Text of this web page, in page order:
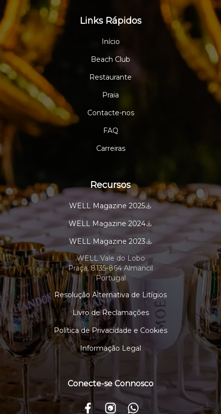
Links Rápidos
Início
Beach Club
Restaurante
Praia
Contacte-nos
FAQ
Carreiras
Recursos
WELL Magazine 2025
WELL Magazine 2024
WELL Magazine 2023
WELL Vale do Lobo
Praça, 8135-864 Almancil
Portugal
Resolução Alternativa de Litígios
Livro de Reclamações
Política de Privacidade e Cookies
Informação Legal
Conecte-se Connosco